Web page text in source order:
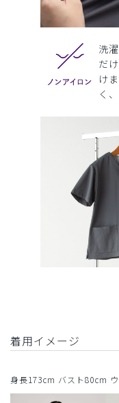
洗
だ
け
く
着用イメージ
身長173cm バスト80cm